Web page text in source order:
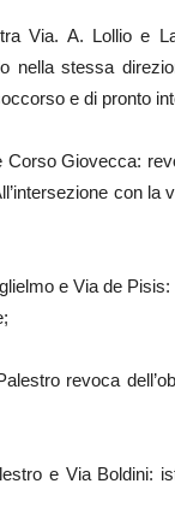
Via. A. Lollio e
nella stessa
e di pronto
Giovecca:
con
e Via de
revoca
e Via Boldini: